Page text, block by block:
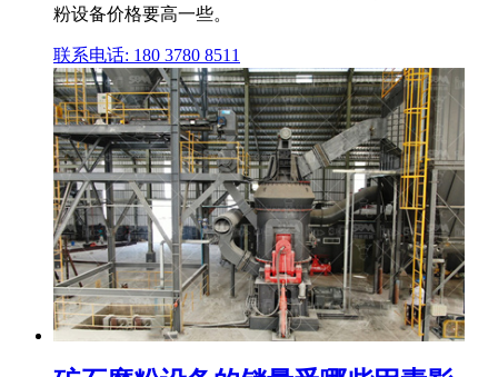
粉设备价格要高一些。
联系电话: 180 3780 8511